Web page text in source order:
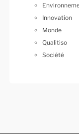
Innovation
Monde
Qualitiso
Société